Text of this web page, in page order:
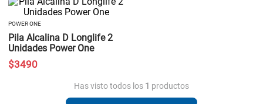
POWER ONE
Pila Alcalina D Longlife 2
Unidades Power One
$3490
Has visto todos los 1 productos